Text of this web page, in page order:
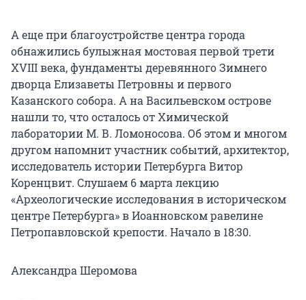
А еще при благоустройстве центра города
обнажились булыжная мостовая первой трети
XVIII века, фундаменты деревянного Зимнего
дворца Елизаветы Петровны и первого
Казанского собора. А на Васильевском острове
нашли то, что осталось от Химической
лаборатории М. В. Ломоносова. Об этом и многом
другом напомнит участник событий, архитектор,
исследователь истории Петербурга Витор
Коренцвит. Слушаем 6 марта лекцию
«Археологические исследования в историческом
центре Петербурга» в Иоанновском равелине
Петропавловской крепости. Начало в 18:30.
Александра Шеромова